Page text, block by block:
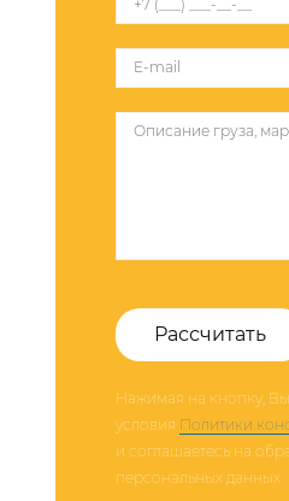
Рассчитать
Нажимая на кнопку,
условия Политики
и соглашаетесь на
персональных данных